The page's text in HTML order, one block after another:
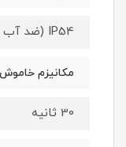
IP54 (ضد آب و غبار)
مکانیزم
30 ثانیه